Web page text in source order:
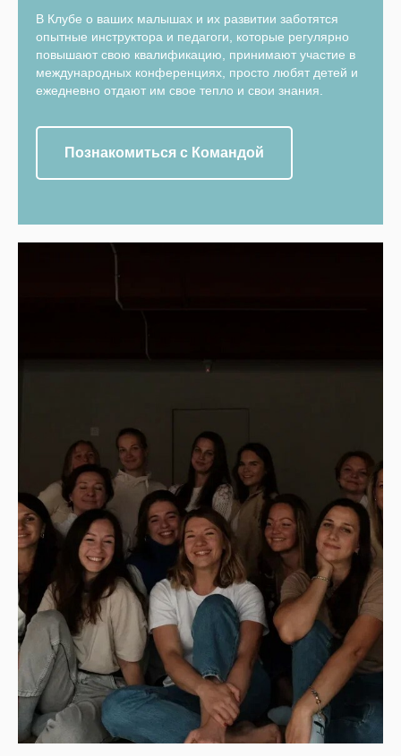
В Клубе о ваших малышах и их развитии заботятся
опытные инструктора и педагоги, которые регулярно
повышают свою квалификацию, принимают участие в
международных конференциях, просто любят детей и
ежедневно отдают им свое тепло и свои знания.
Познакомиться с Командой